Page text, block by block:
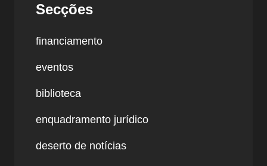
Secções
financiamento
eventos
biblioteca
enquadramento jurídico
deserto de notícias